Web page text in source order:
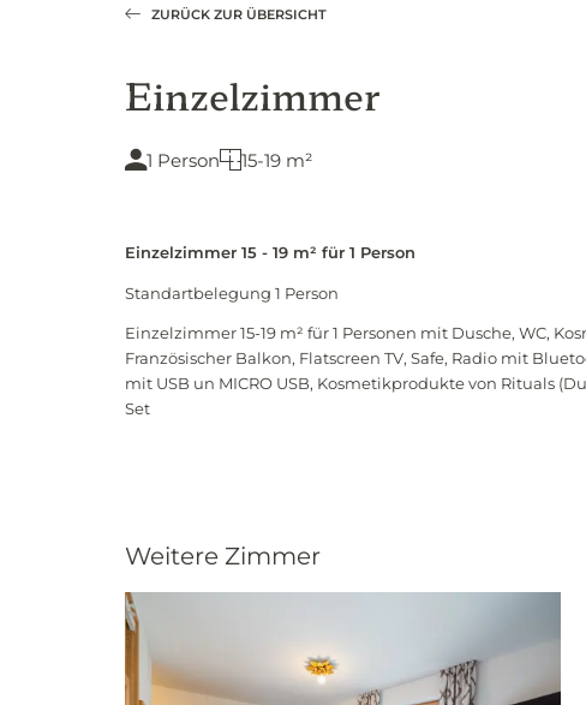
ZURÜCK ZUR ÜBERSICHT
Einzelzimmer
1 Person 15-19 m²
Einzelzimmer 15 - 19 m² für 1 Person
Standartbelegung 1 Person
Einzelzimmer 15-19 m² für 1 Personen mit Dusche, WC,
Französischer Balkon, Flatscreen TV, Safe, Radio mit
mit USB un MICRO USB, Kosmetikprodukte von Rituals
Set
Weitere Zimmer